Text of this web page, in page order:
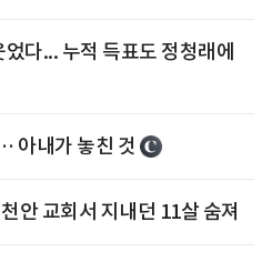
다... 누적 득표도 정청래에
아내가 놓친 것
안 교회서 지내던 11살 숨져